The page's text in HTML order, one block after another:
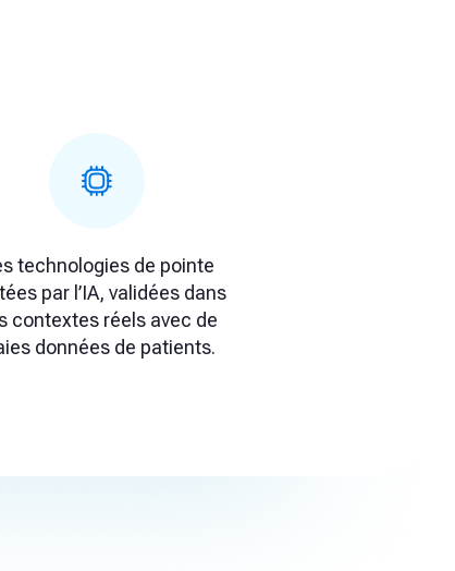
technologies de pointe
par l’IA, validées dans
contextes réels avec de
données de patients.